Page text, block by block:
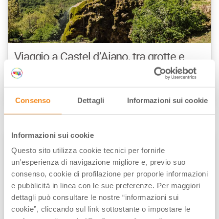
Consenso Dettagli Informazioni sui cookie
Informazioni sui cookie
Questo sito utilizza cookie tecnici per fornirle
un’esperienza di navigazione migliore e, previo suo
consenso, cookie di profilazione per proporle informazioni
e pubblicità in linea con le sue preferenze. Per maggiori
dettagli può consultare le nostre “informazioni sui
cookie”, cliccando sul link sottostante o impostare le
Viaggio a Castel d’Aiano, tra grotte e
case-torri medievali